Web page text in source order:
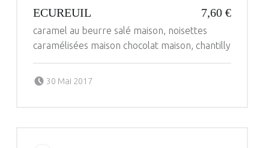
ECUREUIL 7,60 €
caramel au beurre salé maison, noisettes
caramélisées maison chocolat maison, chantilly
30 Mai 2017